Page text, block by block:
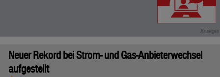
Neuer Rekord bei Strom- und Gas-Anbieterwechsel
aufgestellt